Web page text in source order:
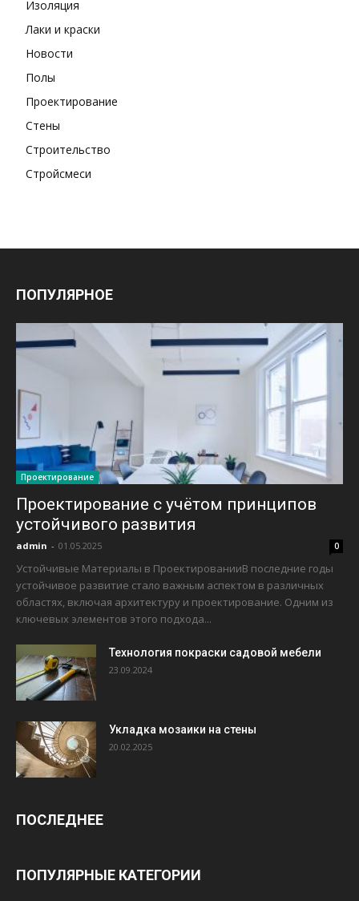
Изоляция
Лаки и краски
Новости
Полы
Проектирование
Стены
Строительство
Стройсмеси
ПОПУЛЯРНОЕ
Проектирование
Проектирование с учётом принципов
устойчивого развития
admin - 01.05.2025 0
Устойчивые Материалы в ПроектированииВ последние годы
устойчивое развитие стало важным аспектом в различных
областях, включая архитектуру и проектирование. Одним из
ключевых элементов этого подхода...
Технология покраски садовой мебели
23.09.2024
Укладка мозаики на стены
20.02.2025
ПОСЛЕДНЕЕ
ПОПУЛЯРНЫЕ КАТЕГОРИИ